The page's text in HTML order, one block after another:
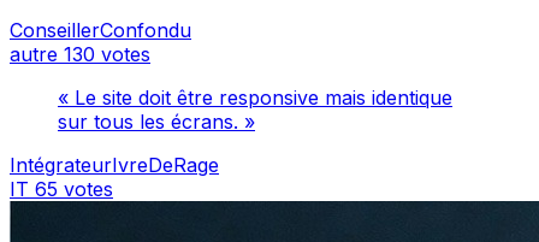
ConseillerConfondu
autre 130 votes
« Le site doit être responsive mais identique
sur tous les écrans. »
IntégrateurIvreDeRage
IT 65 votes